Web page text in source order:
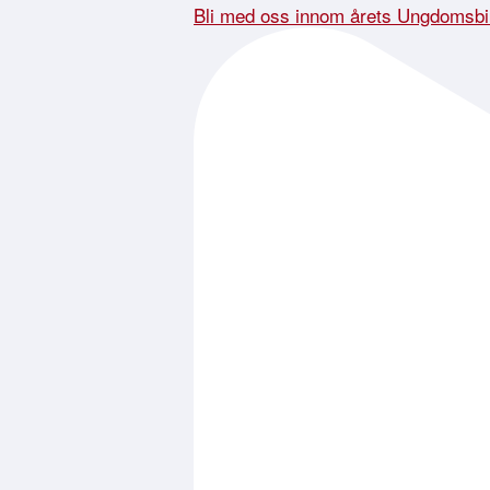
Bli med oss innom årets